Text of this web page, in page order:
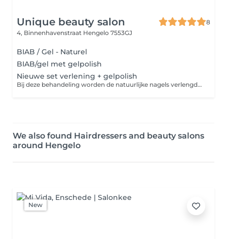
Unique beauty salon
8
4, Binnenhavenstraat Hengelo 7553GJ
BIAB / Gel - Naturel
BIAB/gel met gelpolish
Nieuwe set verlening + gelpolish
Bij deze behandeling worden de natuurlijke nagels verlengd met behulp van hardgel of acrylgel. De nagels worden zorgvuldig opgebouwd in de gewenste lengte en vorm, met aandacht voor stevigheid en een natuurlijke uitstraling. Afgewerkt kan worden met een gelpolish in een kleur naar keuze voor een langdurig, glanzend resultaat.
We also found Hairdressers and beauty salons
around Hengelo
New